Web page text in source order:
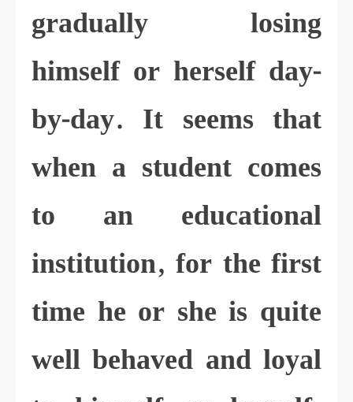
gradually losing
himself or herself day-
by-day. It seems that
when a student comes
to an educational
institution, for the first
time he or she is quite
well behaved and loyal